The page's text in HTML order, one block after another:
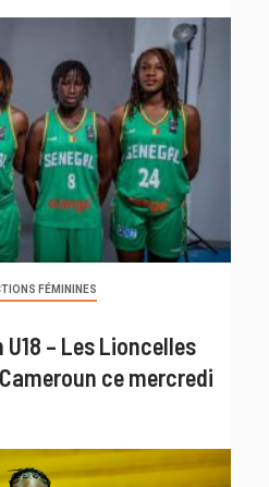
FÉMININES
– Les Lioncelles
ce mercredi